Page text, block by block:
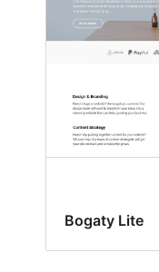
Bogaty Lite